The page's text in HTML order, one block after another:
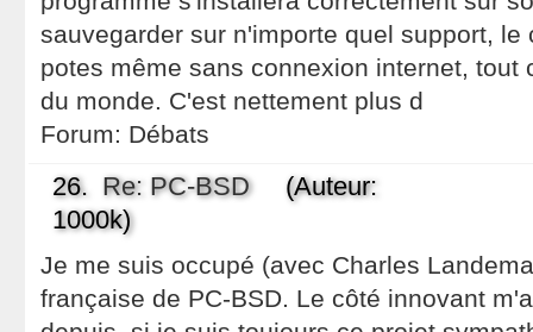
sauvegarder sur n'importe quel support, le
potes même sans connexion internet, tout
du monde. C'est nettement plus d
Forum: Débats
26. Re: PC-BSD(Auteur:
1000k)
Je me suis occupé (avec Charles
française de PC-BSD. Le côté innovant